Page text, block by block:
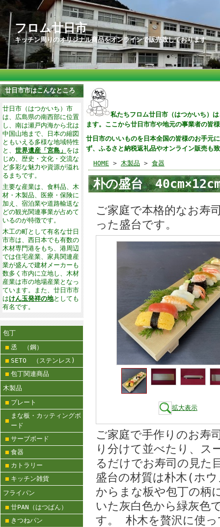
フロム廿日市
キッチン周りのオリジナル商品をオンラインで販売致しております
廿日市市はこんなところ
廿日市（はつかいち）市
は、広島県の南西部に位置
し、南は瀬戸内海から北は
中国山地まで、日本の縮図
ともいえる多様な地域特性
と、 世界遺産「宮島」 をは
じめ、歴史・文化・交流な
ど多彩な魅力や資源が溢れ
るまちです。
主要な産業は、食料品、木
材・木製品、医療・保険に
加え、宿泊業や道路輸送な
どの観光関連事業が占めて
いるのが特徴です。
木工の町として有名な廿日
市市は、西日本でも有数の
木材専門港をもち、港周辺
では住宅産業、家具関連産
業が盛んで建材メーカーも
数多く市内に立地し、木材
産業は市の地場産業となっ
ています。また、廿日市市
はけん玉発祥の地としても
有名です。
包丁
丞 （鋼）
SETO （ステンレス)
包丁関連商品
木製品
プレート
まな板・カッティングボ
ード
サーブボード
食器
カトラリー
キッチン雑貨
フライパン
廿PAN（はつぱん）
きつねパン
私たちフロム廿日市（はつかいち）
ます。ここから廿日市市や地元の事業者の皆
廿日市のいいものを日本全国の皆様のお手元
ず、ふるさと納税返礼品やオンライン販売も
HOME > 木製品 > 食器
朴の盛台
ご家庭で本格的なお寿
った盛台です。
拡大表示
ご家庭で手作りのお寿
り分けて並べたり、ス
るだけでお寿司の見た
盛台の材質は朴木(ホ
からまな板や包丁の柄
いた灰白色から緑灰色
す。 朴木を贅沢に使